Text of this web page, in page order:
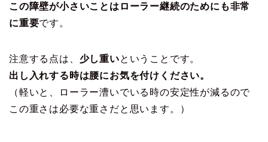
この障壁が小さいことはローラー継続のためにも非常
に重要です。
注意する点は、 少し重いということです。
出し入れする時は腰にお気を付けください。
（軽いと、ローラー漕いでいる時の安定性が減るので
この重さは必要な重さだと思います。）